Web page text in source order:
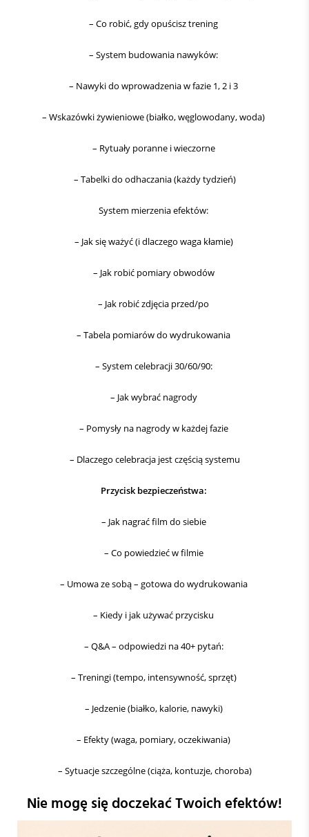
– Co robić, gdy opuścisz trening
– System budowania nawyków:
– Nawyki do wprowadzenia w fazie 1, 2 i 3
– Wskazówki żywieniowe (białko, węglowodany, woda)
– Rytuały poranne i wieczorne
– Tabelki do odhaczania (każdy tydzień)
System mierzenia efektów:
– Jak się ważyć (i dlaczego waga kłamie)
– Jak robić pomiary obwodów
– Jak robić zdjęcia przed/po
– Tabela pomiarów do wydrukowania
– System celebracji 30/60/90:
– Jak wybrać nagrody
– Pomysły na nagrody w każdej fazie
– Dlaczego celebracja jest częścią systemu
Przycisk bezpieczeństwa:
– Jak nagrać film do siebie
– Co powiedzieć w filmie
– Umowa ze sobą – gotowa do wydrukowania
– Kiedy i jak używać przycisku
– Q&A – odpowiedzi na 40+ pytań:
– Treningi (tempo, intensywność, sprzęt)
– Jedzenie (białko, kalorie, nawyki)
– Efekty (waga, pomiary, oczekiwania)
– Sytuacje szczególne (ciąża, kontuzje, choroba)
Nie mogę się doczekać Twoich efektów!